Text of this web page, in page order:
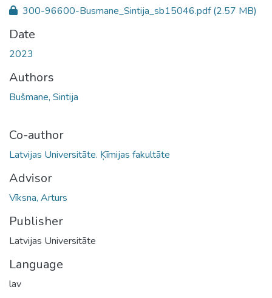
300-96600-Busmane_Sintija_sb15046.pdf(2.57 MB)
Date
2023
Authors
Bušmane, Sintija
Co-author
Latvijas Universitāte. Ķīmijas fakultāte
Advisor
Vīksna, Arturs
Publisher
Latvijas Universitāte
Language
lav